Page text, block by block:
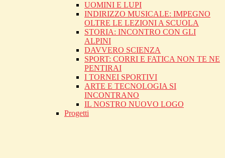
UOMINI E LUPI
INDIRIZZO MUSICALE: IMPEGNO
OLTRE LE LEZIONI A SCUOLA
STORIA: INCONTRO CON GLI
ALPINI
DAVVERO SCIENZA
SPORT: CORRI E FATICA NON TE NE
PENTIRAI
I TORNEI SPORTIVI
ARTE E TECNOLOGIA SI
INCONTRANO
IL NOSTRO NUOVO LOGO
Progetti